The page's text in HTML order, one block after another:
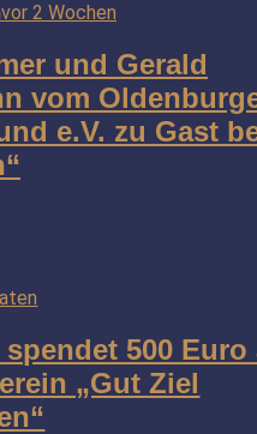
vor 2 Wochen
und Gerald
vom
e.V. zu Gast
500 Euro
„Gut Ziel